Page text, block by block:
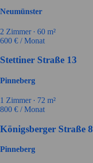
Neumünster
2 Zimmer ∙ 60 m²
600 € / Monat
Stettiner Straße 13
Pinneberg
1 Zimmer ∙ 72 m²
800 € / Monat
Königsberger Straße 8
Pinneberg